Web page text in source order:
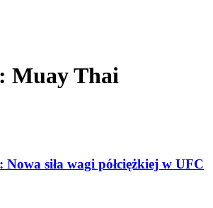
Muay Thai
siła wagi półciężkiej w UFC